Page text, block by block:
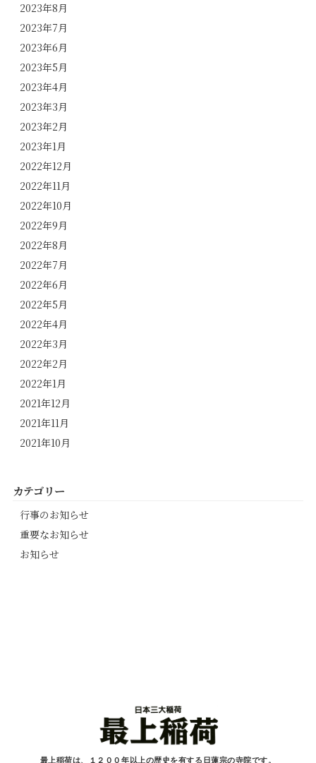
2023年8月
2023年7月
2023年6月
2023年5月
2023年4月
2023年3月
2023年2月
2023年1月
2022年12月
2022年11月
2022年10月
2022年9月
2022年8月
2022年7月
2022年6月
2022年5月
2022年4月
2022年3月
2022年2月
2022年1月
2021年12月
2021年11月
2021年10月
カテゴリー
行事のお知らせ
重要なお知らせ
お知らせ
最上稲荷は、１２００年以上の歴史を有する 日蓮宗の寺院です。